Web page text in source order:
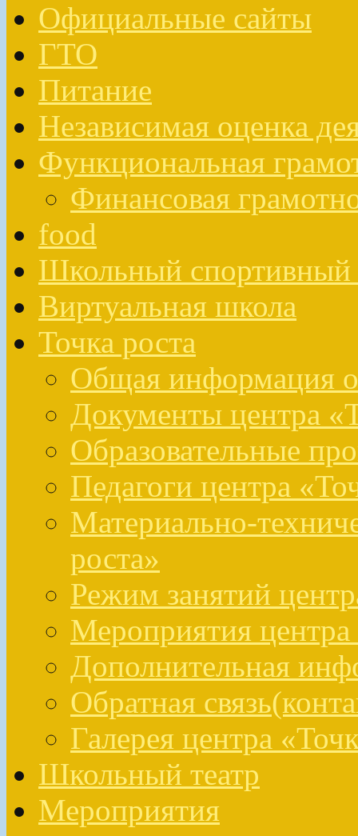
Официальные сайты
ГТО
Питание
Независимая оценка
Функциональная
Финансовая
food
Школьный спортивный
Виртуальная школа
Точка роста
Общая информация о
Документы центра
Образовательные
Педагоги центра
Материально-
роста»
Режим занятий
Мероприятия центра
Дополнительная
Обратная
Галерея центра
Школьный театр
Мероприятия